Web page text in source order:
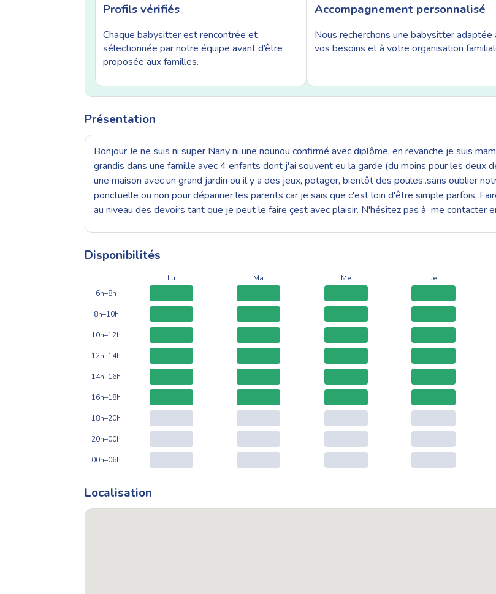
Profils vérifiés
Chaque babysitter est rencontrée et
sélectionnée par notre équipe avant d’être
proposée aux familles.
Accompagnement personnalisé
Nous recherchons une babysitter adaptée
vos besoins et à votre organisation
Présentation
Bonjour Je ne suis ni super Nany ni une nounou confirmé avec diplôme, en revanche je suis
grandis dans une famille avec 4 enfants dont j'ai souvent eu la garde (du moins pour les deux
une maison avec un grand jardin ou il y a des jeux, potager, bientôt des poules..sans oublier
ponctuelle ou non pour dépanner les parents car je sais que c'est loin d'être simple parfois,
au niveau des devoirs tant que je peut le faire çest avec plaisir. N'hésitez pas à me contacter
Disponibilités
Lu Ma Me Je
6h–8h
8h–10h
10h–12h
12h–14h
14h–16h
16h–18h
18h–20h
20h–00h
00h–06h
Localisation